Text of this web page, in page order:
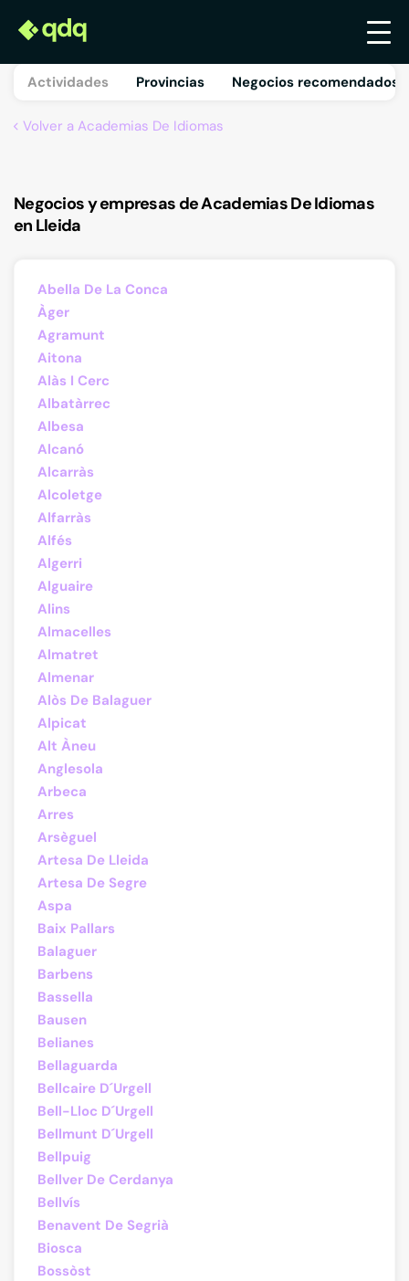
Actividades Provincias Negocios recomendados
Volver a Academias De Idiomas
Negocios y empresas de Academias De Idiomas
en Lleida
Abella De La Conca
Àger
Agramunt
Aitona
Alàs I Cerc
Albatàrrec
Albesa
Alcanó
Alcarràs
Alcoletge
Alfarràs
Alfés
Algerri
Alguaire
Alins
Almacelles
Almatret
Almenar
Alòs De Balaguer
Alpicat
Alt Àneu
Anglesola
Arbeca
Arres
Arsèguel
Artesa De Lleida
Artesa De Segre
Aspa
Baix Pallars
Balaguer
Barbens
Bassella
Bausen
Belianes
Bellaguarda
Bellcaire D´Urgell
Bell-Lloc D´Urgell
Bellmunt D´Urgell
Bellpuig
Bellver De Cerdanya
Bellvís
Benavent De Segrià
Biosca
Bossòst